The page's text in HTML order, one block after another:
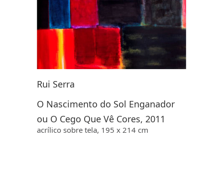
Rui Serra
O Nascimento do Sol Enganador
ou O Cego Que Vê Cores, 2011
acrílico sobre tela, 195 x 214 cm